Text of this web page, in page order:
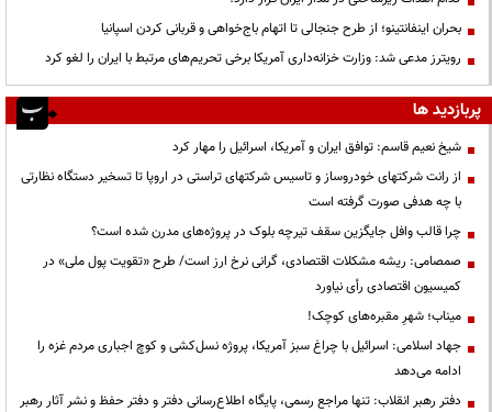
بحران اینفانتینو؛ از طرح جنجالی تا اتهام باج‌خواهی و قربانی کردن اسپانیا
رویترز مدعی شد: وزارت خزانه‌داری آمریکا برخی تحریم‌های مرتبط با ایران را لغو کرد
پربازدید ها
شیخ نعیم قاسم: توافق ایران و آمریکا، اسرائیل را مهار کرد
از رانت‌ شرکتهای خودروساز و تاسیس شرکتهای تراستی در اروپا تا تسخیر دستگاه نظارتی
با چه هدفی صورت گرفته است
چرا قالب وافل جایگزین سقف تیرچه بلوک در پروژه‌های مدرن شده است؟
صمصامی: ریشه مشکلات اقتصادی، گرانی نرخ ارز است/ طرح «تقویت پول ملی» در
کمیسیون اقتصادی رأی نیاورد
میناب؛ شهرِ مقبره‌های کوچک!
جهاد اسلامی: اسرائیل با چراغ سبز آمریکا، پروژه نسل‌کشی و کوچ اجباری مردم غزه را
ادامه می‌دهد
دفتر رهبر انقلاب: تنها مراجع رسمی، پایگاه اطلاع‌رسانی دفتر و دفتر حفظ و نشر آثار رهبر